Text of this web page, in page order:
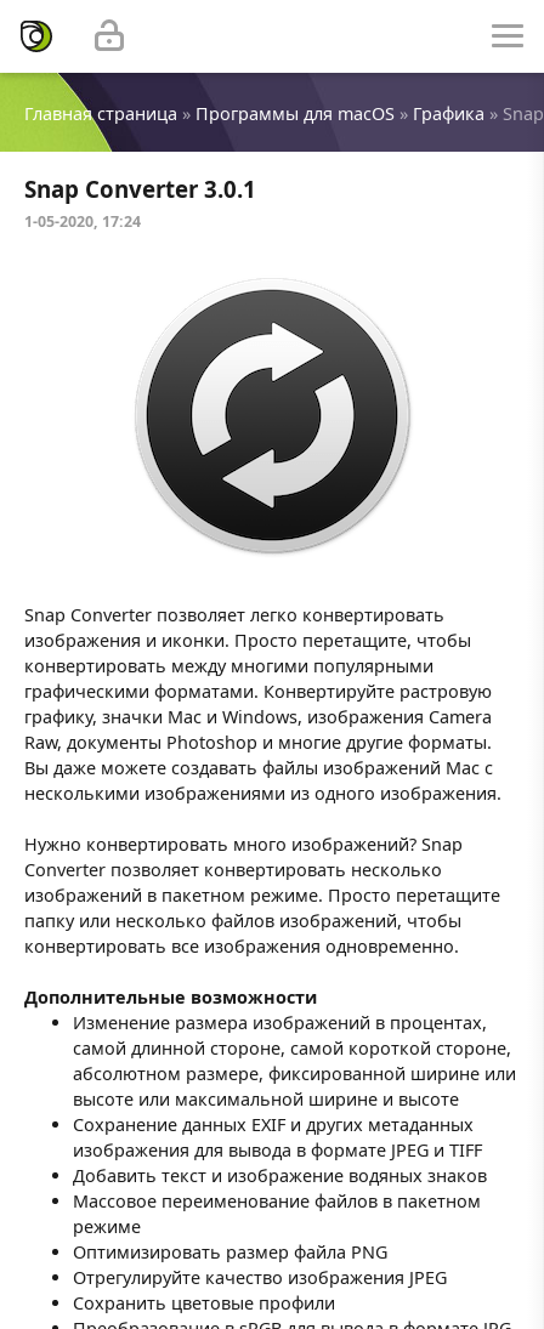
Главная страница » Программы для macOS » Графика »
Snap Converter 3.0.1
1-05-2020, 17:24
Snap Converter позволяет легко конвертировать
изображения и иконки. Просто перетащите, чтобы
конвертировать между многими популярными
графическими форматами. Конвертируйте растровую
графику, значки Mac и Windows, изображения Camera
Raw, документы Photoshop и многие другие форматы.
Вы даже можете создавать файлы изображений Mac с
несколькими изображениями из одного изображения.
Нужно конвертировать много изображений? Snap
Converter позволяет конвертировать несколько
изображений в пакетном режиме. Просто перетащите
папку или несколько файлов изображений, чтобы
конвертировать все изображения одновременно.
Дополнительные возможности
Изменение размера изображений в процентах,
самой длинной стороне, самой короткой стороне,
абсолютном размере, фиксированной ширине или
высоте или максимальной ширине и высоте
Сохранение данных EXIF и других метаданных
изображения для вывода в формате JPEG и TIFF
Добавить текст и изображение водяных знаков
Массовое переименование файлов в пакетном
режиме
Оптимизировать размер файла PNG
Отрегулируйте качество изображения JPEG
Сохранить цветовые профили